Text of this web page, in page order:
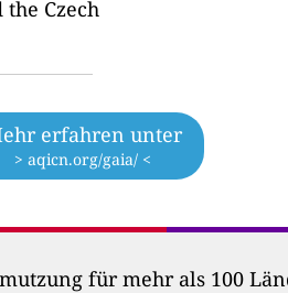
the Czech
erfahren unter
> aqicn.org/gaia/ <
für mehr als 100